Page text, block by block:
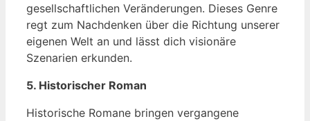
gesellschaftlichen Veränderungen. Dieses Genre
regt zum Nachdenken über die Richtung unserer
eigenen Welt an und lässt dich visionäre
Szenarien erkunden.
5. Historischer Roman
Historische Romane bringen vergangene